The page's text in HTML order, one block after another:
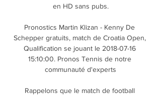
en HD sans pubs.
Pronostics Martin Klizan - Kenny De
Schepper gratuits, match de Croatia Open,
Qualification se jouant le 2018-07-16
15:10:00. Pronos Tennis de notre
communauté d'experts
Rappelons que le match de football